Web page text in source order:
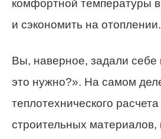
комфортной температуры
и сэкономить на отоплении.
Вы, наверное, задали себе
это нужно?». На самом
теплотехнического
строительных материалов,